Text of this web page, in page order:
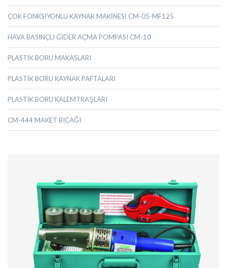
ÇOK FONKSİYONLU KAYNAK MAKİNESİ CM-05-MF125
HAVA BASINÇLI GİDER AÇMA POMPASI CM-10
PLASTİK BORU MAKASLARI
PLASTİK BORU KAYNAK PAFTALARI
PLASTİK BORU KALEMTRAŞLARI
CM-444 MAKET BIÇAĞI